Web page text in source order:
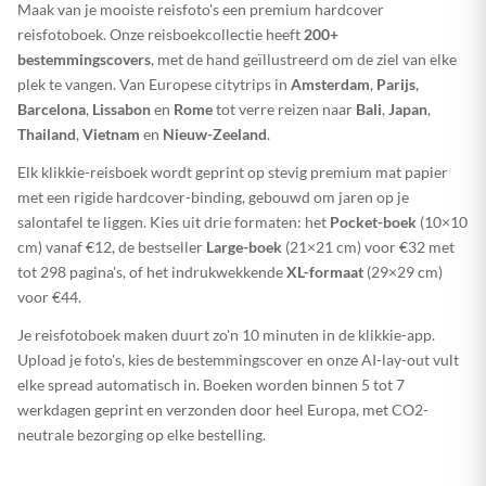
Maak van je mooiste reisfoto's een premium hardcover
reisfotoboek. Onze reisboekcollectie heeft 200+
bestemmingscovers, met de hand geïllustreerd om de ziel van elke
plek te vangen. Van Europese citytrips in Amsterdam, Parijs,
Barcelona, Lissabonen Rometot verre reizen naar Bali, Japan,
Thailand, Vietnam en Nieuw-Zeeland.
Elk klikkie-reisboek wordt geprint op stevig premium mat papier
met een rigide hardcover-binding, gebouwd om jaren op je
salontafel te liggen. Kies uit drie formaten: het Pocket-boek (10×10
cm) vanaf €12, de bestseller Large-boek (21×21 cm) voor €32 met
tot 298 pagina's, of het indrukwekkendeXL-formaat (29×29 cm)
voor €44.
Je reisfotoboek maken duurt zo'n 10 minuten in de klikkie-app.
Upload je foto's, kies de bestemmingscover en onze AI-lay-out vult
elke spread automatisch in. Boeken worden binnen 5 tot 7
werkdagen geprint en verzonden door heel Europa, met CO2-
neutrale bezorging op elke bestelling.